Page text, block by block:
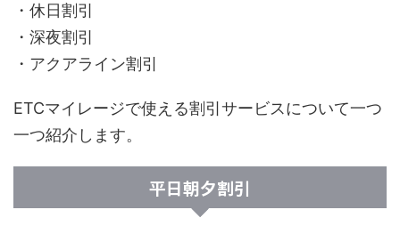
・休日割引
・深夜割引
・アクアライン割引
ETCマイレージで使える割引サービスについて一つ
一つ紹介します。
平日朝夕割引